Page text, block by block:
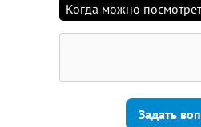
Когда можно
Задать